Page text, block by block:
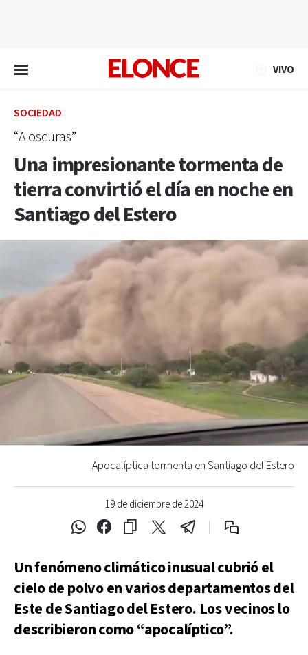
VIVO
SOCIEDAD
“A oscuras”
Una impresionante tormenta de
tierra convirtió el día en noche en
Santiago del Estero
19 de diciembre de 2024
Apocalíptica tormenta en Santiago del Estero
Un fenómeno climático inusual cubrió el
cielo de polvo en varios departamentos del
Este de Santiago del Estero. Los vecinos lo
describieron como “apocalíptico”.